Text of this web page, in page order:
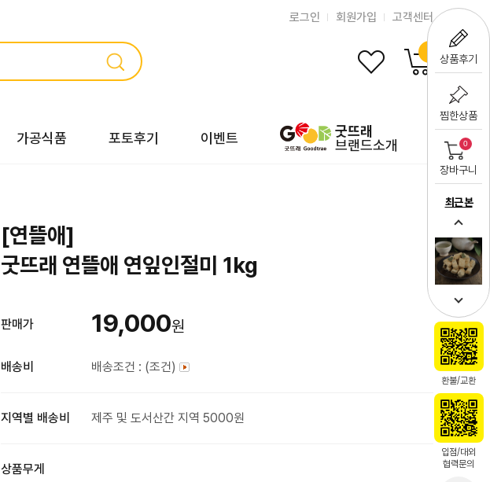
상품후기
찜한상품
0
장바구니
최근 본
환불/교환
입점/대외
협력문의
로그인 회원가입 고객센터
가공식품 포토후기 이벤트
굿뜨래
브랜드소개
[연뜰애]
굿뜨래 연뜰애 연잎인절미 1kg
판매가 19,000원
배송비 배송조건 : (조건)
지역별 배송비 제주 및 도서산간 지역 5000원
상품무게